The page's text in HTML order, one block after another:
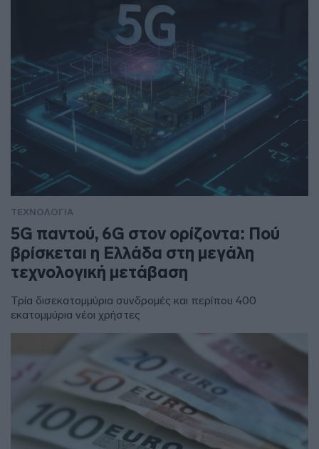
ΤΕΧΝΟΛΟΓΙΑ
5G παντού, 6G στον ορίζοντα: Πού
βρίσκεται η Ελλάδα στη μεγάλη
τεχνολογική μετάβαση
Τρία δισεκατομμύρια συνδρομές και περίπου 400
εκατομμύρια νέοι χρήστες